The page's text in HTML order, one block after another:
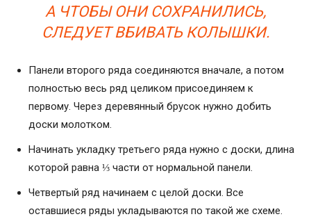
А ЧТОБЫ ОНИ СОХРАНИЛИСЬ,
СЛЕДУЕТ ВБИВАТЬ КОЛЫШКИ.
Панели второго ряда соединяются вначале, а потом
полностью весь ряд целиком присоединяем к
первому. Через деревянный брусок нужно добить
доски молотком.
Начинать укладку третьего ряда нужно с доски, длина
которой равна ⅓ части от нормальной панели.
Четвертый ряд начинаем с целой доски. Все
оставшиеся ряды укладываются по такой же схеме.